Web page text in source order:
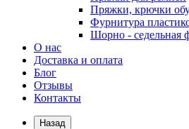
Пряжки, крючки
Фурнитура
Шорно - седельная
О нас
Доставка и оплата
Блог
Отзывы
Контакты
Назад